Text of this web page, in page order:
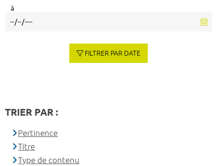
à
FILTRER PAR DATE
TRIER PAR :
Pertinence
Titre
Type de contenu